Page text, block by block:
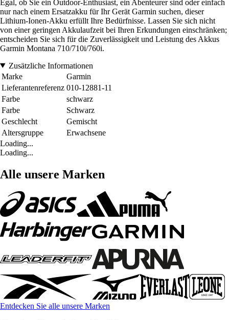
Egal, ob Sie ein Outdoor-Enthusiast, ein Abenteurer sind oder einfach
nur nach einem Ersatzakku für Ihr Gerät Garmin suchen, dieser
Lithium-Ionen-Akku erfüllt Ihre Bedürfnisse. Lassen Sie sich nicht
von einer geringen Akkulaufzeit bei Ihren Erkundungen einschränken;
entscheiden Sie sich für die Zuverlässigkeit und Leistung des Akkus
Garmin Montana 710/710i/760i.
Zusätzliche Informationen
Marke
Garmin
Lieferantenreferenz 010-12881-11
Farbe
schwarz
Farbe
Schwarz
Geschlecht
Gemischt
Altersgruppe
Erwachsene
Loading...
Loading...
Alle unsere Marken
Entdecken Sie alle unsere Marken